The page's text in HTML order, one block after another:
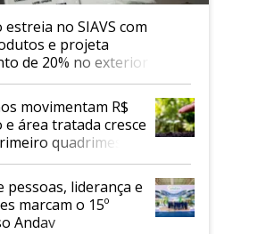
estreia no SIAVS com
e projeta
de 20% no exterior
movimentam R$
e área tratada cresce
quadrimestre
pessoas, liderança e
marcam o 15º
Andav